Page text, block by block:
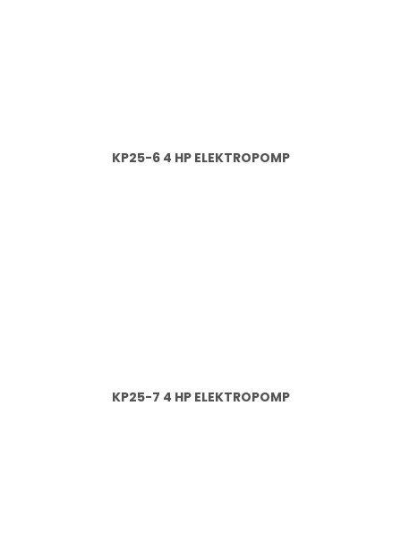
KP25-6 4 HP ELEKTROPOMP
KP25-7 4 HP ELEKTROPOMP